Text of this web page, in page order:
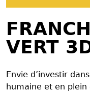
VERT
Envie d’investir
humaine et en plein